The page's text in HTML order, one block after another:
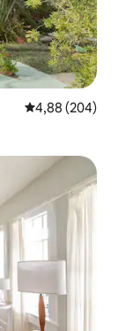
Средна
4,88 (204)